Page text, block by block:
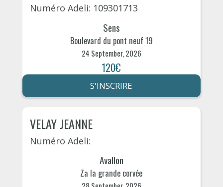
Numéro Adeli: 109301713
Sens
Boulevard du pont neuf 19
24 September, 2026
120€
S'INSCRIRE
VELAY JEANNE
Numéro Adeli:
Avallon
Za la grande corvée